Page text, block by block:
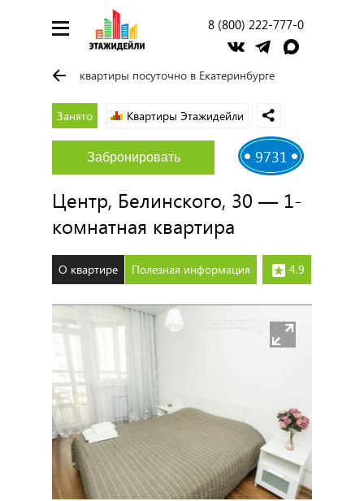
8 (800) 222-777-0
квартиры посуточно в Екатеринбурге
Занято Квартиры Этажидейли
9731
Забронировать
Центр, Белинского, 30 — 1-
комнатная квартира
О квартире Полезная информация 4.9